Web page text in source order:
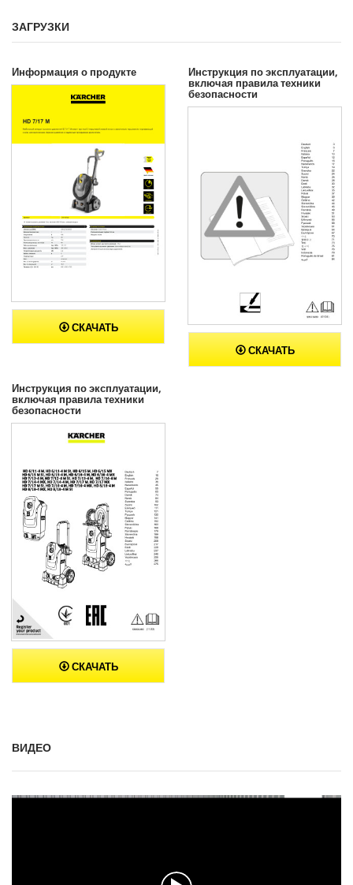
ЗАГРУЗКИ
Информация о продукте
СКАЧАТЬ
Инструкция по эксплуатации,
включая правила техники
безопасности
СКАЧАТЬ
Инструкция по эксплуатации,
включая правила техники
безопасности
СКАЧАТЬ
ВИДЕО